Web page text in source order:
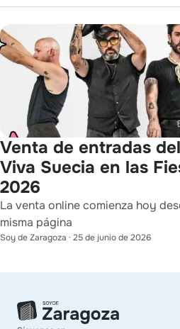
Venta de entradas
Viva Suecia en las
2026
La venta online comienza hoy
misma página
Soy de Zaragoza · 25 de junio de 2026